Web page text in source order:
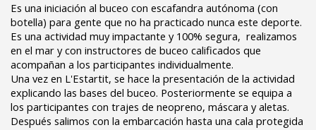
Es una iniciación al buceo con escafandra autónoma (con
botella) para gente que no ha practicado nunca este deporte.
Es una actividad muy impactante y 100% segura, realizamos
en el mar y con instructores de buceo calificados que
acompañan a los participantes individualmente.
Una vez en L'Estartit, se hace la presentación de la actividad
explicando las bases del buceo. Posteriormente se equipa a
los participantes con trajes de neopreno, máscara y aletas.
Después salimos con la embarcación hasta una cala protegida